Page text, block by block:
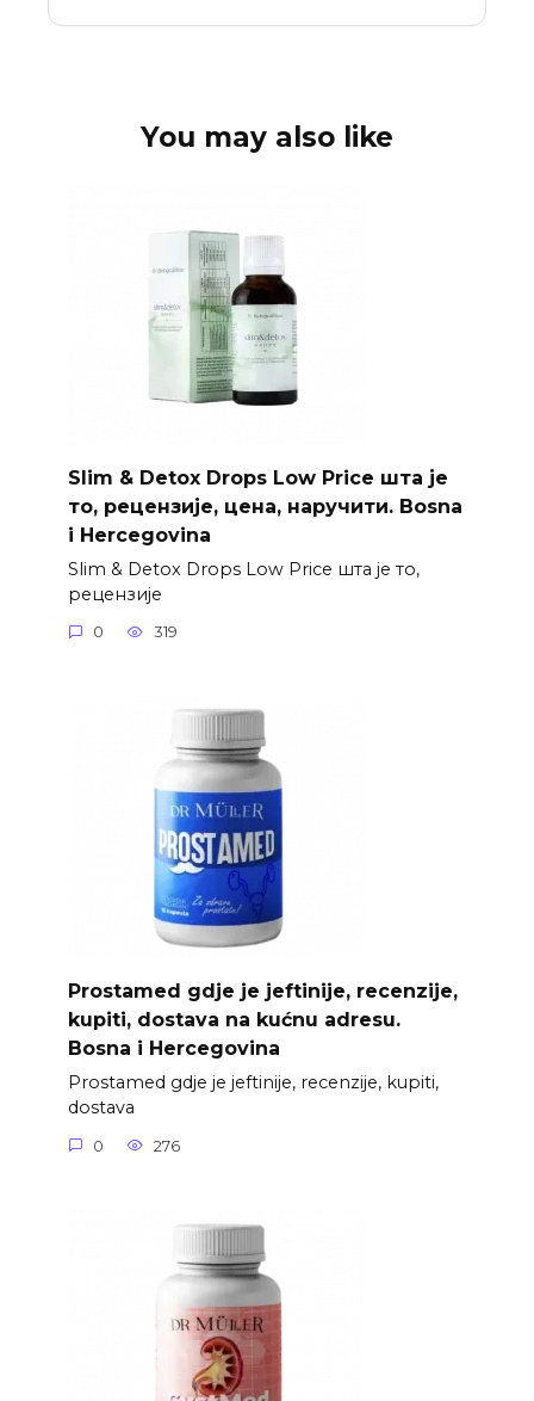
You may also like
Slim & Detox Drops Low Price шта је
то, рецензије, цена, наручити. Bosna
i Hercegovina
Slim & Detox Drops Low Price шта је то,
рецензије
0 319
Prostamed gdje je jeftinije, recenzije,
kupiti, dostava na kućnu adresu.
Bosna i Hercegovina
Prostamed gdje je jeftinije, recenzije, kupiti,
dostava
0 276